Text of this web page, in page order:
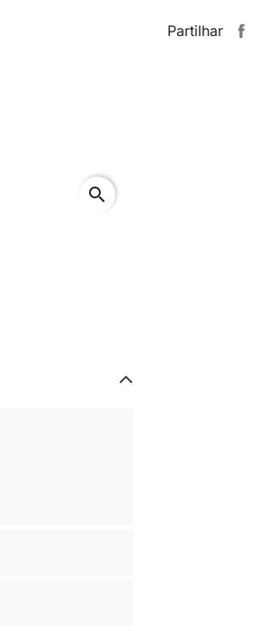
search
Partilhar